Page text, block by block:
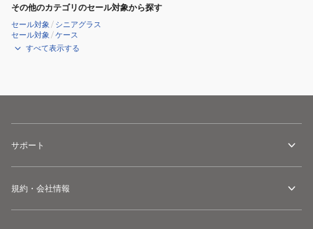
その他のカテゴリのセール対象から探す
セール対象 / シニアグラス
セール対象 /ケース
すべて表示する
サポート
規約・会社情報